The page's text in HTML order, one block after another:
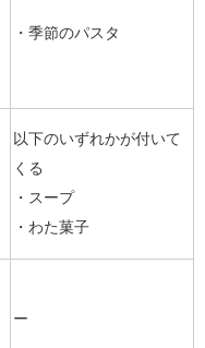
・季節のパスタ
以下のいずれかが付いて
くる
・スープ
・わた菓子
ー